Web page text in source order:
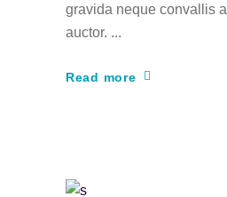
gravida neque convallis
auctor.
Read more